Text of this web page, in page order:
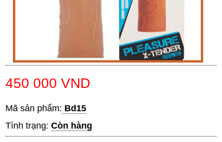
450 000 VND
Mã sản phẩm: Bd15
Tình trạng: Còn hàng